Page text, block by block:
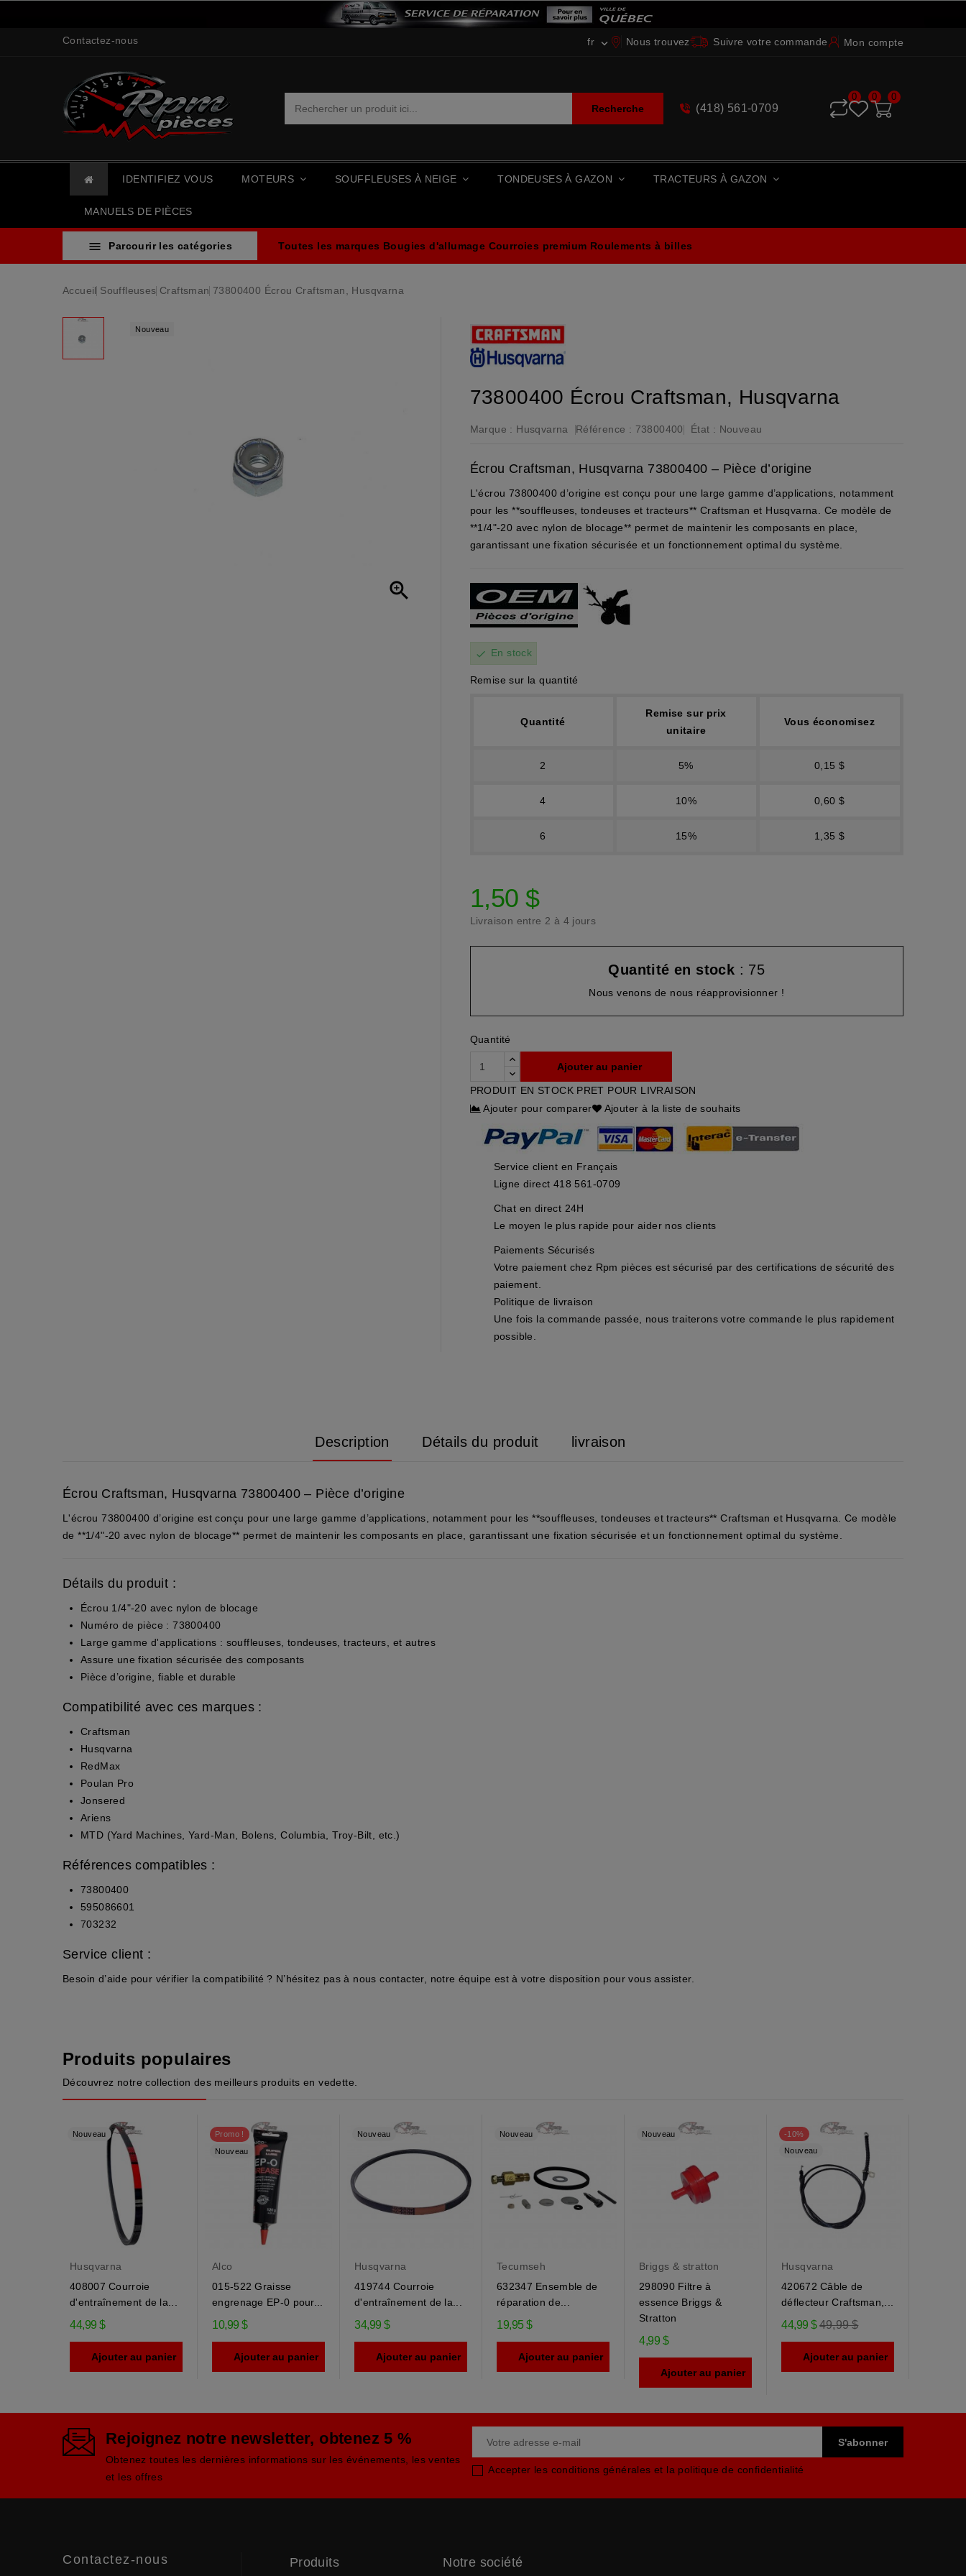
Contactez-nous fr  Nous trouvez Suivre votre commande Mon compte
Recherche (418) 561-0709
0 0 0
IDENTIFIEZ VOUS MOTEURS SOUFFLEUSES À NEIGE TONDEUSES À GAZON TRACTEURS À GAZON
MANUELS DE PIÈCES
 Parcourir les catégories Toutes les marques Bougies d'allumage Courroies premium Roulements à billes
Accueil Souffleuses Craftsman 73800400 Écrou Craftsman, Husqvarna

Nouveau
73800400 Écrou Craftsman, Husqvarna
Marque : Husqvarna Référence : 73800400 État : Nouveau
Écrou Craftsman, Husqvarna 73800400 – Pièce d’origine
L'écrou 73800400 d’origine est conçu pour une large gamme d’applications, notamment
pour les **souffleuses, tondeuses et tracteurs** Craftsman et Husqvarna. Ce modèle de
**1/4"-20 avec nylon de blocage** permet de maintenir les composants en place,
garantissant une fixation sécurisée et un fonctionnement optimal du système.
check En stock
Remise sur la quantité
Quantité
Remise sur prix
unitaire
Vous économisez
2 5% 0,15 $
4 10% 0,60 $
6 15% 1,35 $
1,50 $
Livraison entre 2 à 4 jours
Quantité en stock : 75
Nous venons de nous réapprovisionner !
Quantité
Ajouter au panier
PRODUIT EN STOCK PRET POUR LIVRAISON
Ajouter pour comparer
Ajouter à la liste de souhaits
Service client en Français
Ligne direct 418 561-0709
Chat en direct 24H
Le moyen le plus rapide pour aider nos clients
Paiements Sécurisés
Votre paiement chez Rpm pièces est sécurisé par des certifications de sécurité des
paiement.
Politique de livraison
Une fois la commande passée, nous traiterons votre commande le plus rapidement
possible.
Description Détails du produit livraison
Écrou Craftsman, Husqvarna 73800400 – Pièce d’origine
L'écrou 73800400 d’origine est conçu pour une large gamme d’applications, notamment pour les **souffleuses, tondeuses et tracteurs** Craftsman et Husqvarna. Ce modèle
de **1/4"-20 avec nylon de blocage** permet de maintenir les composants en place, garantissant une fixation sécurisée et un fonctionnement optimal du système.
Détails du produit :
Écrou 1/4"-20 avec nylon de blocage
Numéro de pièce : 73800400
Large gamme d'applications : souffleuses, tondeuses, tracteurs, et autres
Assure une fixation sécurisée des composants
Pièce d’origine, fiable et durable
Compatibilité avec ces marques :
Craftsman
Husqvarna
RedMax
Poulan Pro
Jonsered
Ariens
MTD (Yard Machines, Yard-Man, Bolens, Columbia, Troy-Bilt, etc.)
Références compatibles :
73800400
595086601
703232
Service client :
Besoin d’aide pour vérifier la compatibilité ? N’hésitez pas à nous contacter, notre équipe est à votre disposition pour vous assister.
Produits populaires
Découvrez notre collection des meilleurs produits en vedette.
Nouveau
Husqvarna
408007 Courroie
d'entraînement de la...
44,99 $
Ajouter au panier
Promo !
Nouveau
Alco
015-522 Graisse
engrenage EP-0 pour...
10,99 $
Ajouter au panier
Nouveau
Husqvarna
419744 Courroie
d'entraînement de la...
34,99 $
Ajouter au panier
Nouveau
Tecumseh
632347 Ensemble de
réparation de...
19,95 $
Ajouter au panier
Nouveau
Briggs & stratton
298090 Filtre à
essence Briggs &
Stratton
4,99 $
Ajouter au panier
-10%
Nouveau
Husqvarna
420672 Câble de
déflecteur Craftsman,...
44,99 $ Prix
régulier
49,99 $
Ajouter au panier
Rejoignez notre newsletter, obtenez 5 %
Obtenez toutes les dernières informations sur les événements, les ventes
et les offres
Accepter les conditions générales et la politique de confidentialité
Contactez-nous Produits Notre société